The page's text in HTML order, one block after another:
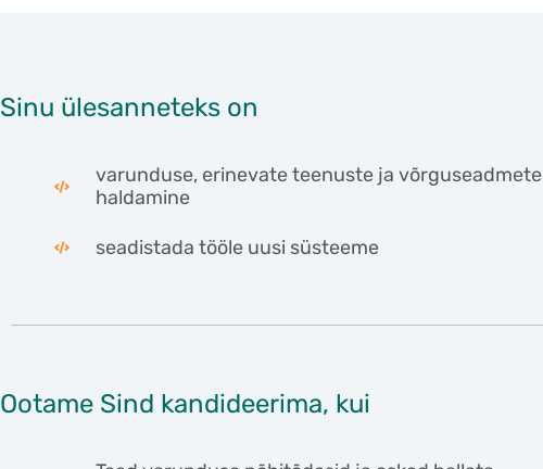
Sinu ülesanneteks on
varunduse, erinevate teenuste ja võrguseadmete
haldamine
seadistada tööle uusi süsteeme
Ootame Sind kandideerima, kui